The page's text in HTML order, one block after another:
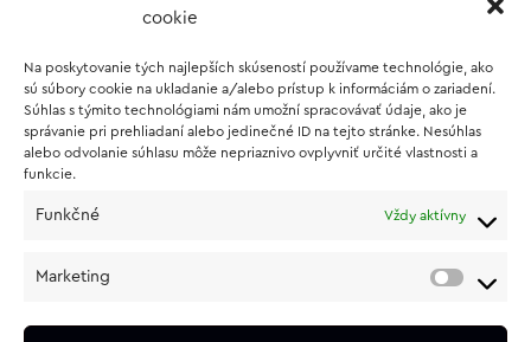
cookie
Na poskytovanie tých najlepších skúseností používame technológie, ako
sú súbory cookie na ukladanie a/alebo prístup k informáciám o zariadení.
Súhlas s týmito technológiami nám umožní spracovávať údaje, ako je
správanie pri prehliadaní alebo jedinečné ID na tejto stránke. Nesúhlas
alebo odvolanie súhlasu môže nepriaznivo ovplyvniť určité vlastnosti a
funkcie.
Funkčné Vždy aktívny
Marketing
Vernostný program
O NÁKUPE
Vrátenie a reklamácia tovaru